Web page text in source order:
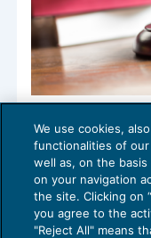
Prestazione
elementi
NEWS DEL GIORNO
We use cookies,
functionalities of
well as, on the
on your navigation
the site. Clicking on
you agree to the
"Reject All" means